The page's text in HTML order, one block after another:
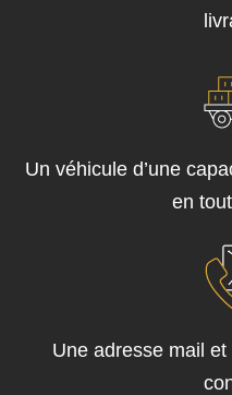
Un véhicule d’une
en
Une adresse mail